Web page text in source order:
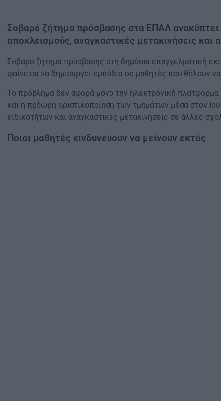
Σοβαρό ζήτημα πρόσβασης στα ΕΠΑΛ
αποκλεισμούς, αναγκαστικές μετακινήσεις και
Σοβαρό ζήτημα πρόσβασης στη δημόσια επαγγελματική
φαίνεται να δημιουργεί εμπόδια σε μαθητές που θέλουν
Το πρόβλημα δεν αφορά μόνο την ηλεκτρονική πλατφόρμα
και η πρόωρη οριστικοποίηση των τμημάτων μέσα στον
ειδικοτήτων και αναγκαστικές μετακινήσεις σε άλλες
Ποιοι μαθητές κινδυνεύουν να μείνουν εκτός